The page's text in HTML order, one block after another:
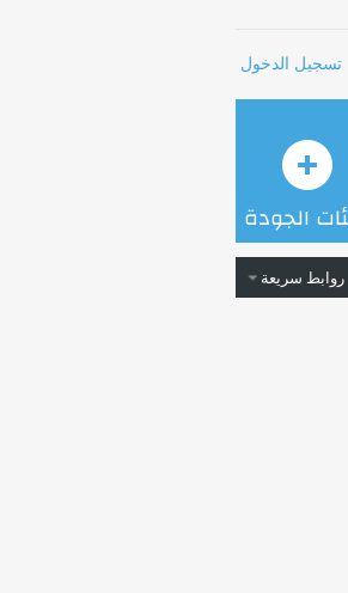
تسجيل الدخول
روابط سريعة
الجودة